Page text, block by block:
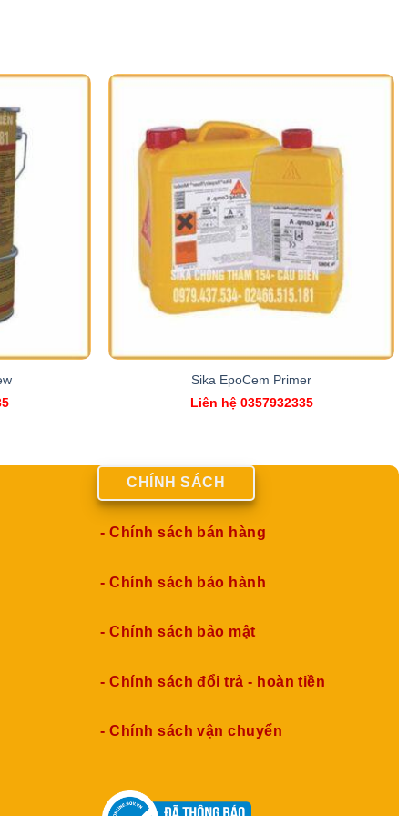
Sika EpoCem Primer
Liên hệ 0357932335
CHÍNH SÁCH
- Chính sách bán hàng
- Chính sách bảo hành
- Chính sách bảo mật
- Chính sách đổi trả - hoàn tiền
- Chính sách vận chuyển